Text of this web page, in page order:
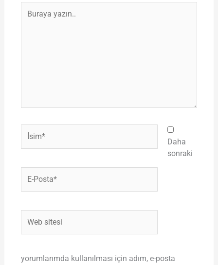
yazın..
İsim*
Posta*
sitesi
Daha
sonraki
yorumlarımda kullanılması için adım, e-posta